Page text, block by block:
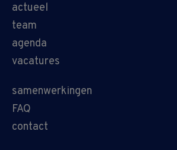
actueel
team
agenda
vacatures
samenwerkingen
FAQ
contact